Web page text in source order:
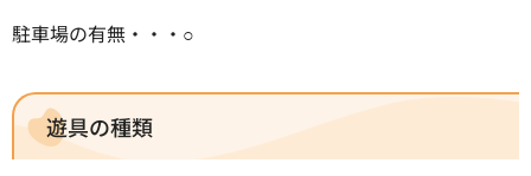
駐車場の有無・・・○
遊具の種類